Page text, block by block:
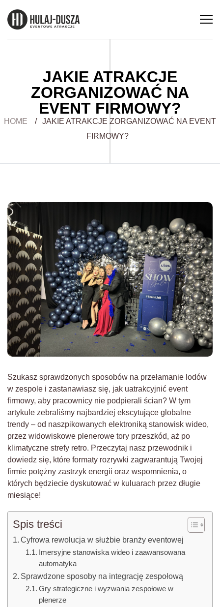
JAKIE ATRAKCJE
ZORGANIZOWAĆ NA
EVENT FIRMOWY?
HOME /
JAKIE ATRAKCJE ZORGANIZOWAĆ NA EVENT
FIRMOWY?
Szukasz sprawdzonych sposobów na przełamanie lodów
w zespole i zastanawiasz się, jak uatrakcyjnić event
firmowy, aby pracownicy nie podpierali ścian? W tym
artykule zebraliśmy najbardziej ekscytujące globalne
trendy – od naszpikowanych elektroniką stanowisk wideo,
przez widowiskowe plenerowe tory przeszkód, aż po
klimatyczne strefy retro. Przeczytaj nasz przewodnik i
dowiedz się, które formaty rozrywki zagwarantują Twojej
firmie potężny zastrzyk energii oraz wspomnienia, o
których będziecie dyskutować w kuluarach przez długie
miesiące!
Spis treści
Cyfrowa rewolucja w służbie branży eventowej
Imersyjne stanowiska wideo i zaawansowana
automatyka
Sprawdzone sposoby na integrację zespołową
Gry strategiczne i wyzwania zespołowe w
plenerze